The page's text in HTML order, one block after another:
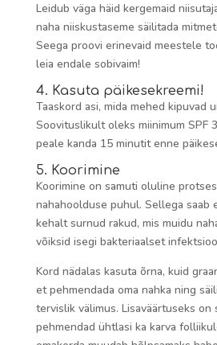
Leidub väga häid kergemaid
naha niiskustaseme säilitada
Seega proovi erinevaid meestele
leia endale sobivaim!
4. Kasuta päikesekreemi!
Taaskord asi, mida mehed kipuvad
Soovituslikult oleks miinimum SPF
peale kanda 15 minutit enne
5. Koorimine
Koorimine on samuti oluline
nahahoolduse puhul. Sellega saab
kehalt surnud rakud, mis muidu
võiksid isegi bakteriaalset
Kord nädalas kasuta õrna, kuid
et pehmendada oma nahka ning
tervislik välimus. Lisaväärtuseks on
pehmendad ühtlasi ka karva